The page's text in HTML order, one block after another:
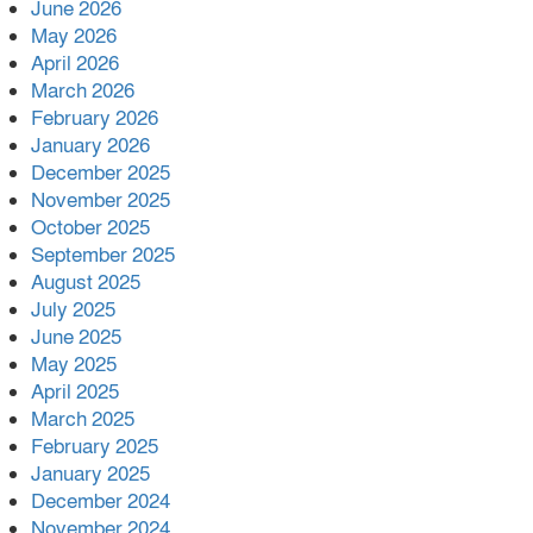
ভোলা সদর হাসপাতালের চিকিৎসক
হঠাৎ সদর হাসপাতালে এমপি
পার্থ,রোগীদের পাশে দাঁড়িয়ে শুনলেন
সেবার বাস্তব চিত্র
খাল পুনঃখননে সাশ্রয়,সরকারি কোষাগারে
ফিরল ২ কোটি ২০ লাখ টাকা।সততার
অনন্য দৃষ্টান্ত স্থাপন করলেন ইউএনও
মিস্ত্রী।
৩০ জুলাই একযোগে এসএসসির ফল
প্রকাশ।
June 2026
May 2026
April 2026
March 2026
February 2026
January 2026
December 2025
November 2025
October 2025
September 2025
August 2025
July 2025
June 2025
May 2025
April 2025
March 2025
February 2025
January 2025
December 2024